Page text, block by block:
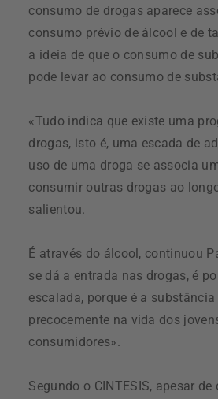
consumo de drogas aparece
consumo prévio de álcool e de
a ideia de que o consumo de
pode levar ao consumo de
«Tudo indica que existe uma
drogas, isto é, uma escada de
uso de uma droga se associa
consumir outras drogas ao
salientou.
É através do álcool, continuou
se dá a entrada nas drogas, é
escalada, porque é a
precocemente na vida dos
consumidores».
Segundo o CINTESIS, apesar